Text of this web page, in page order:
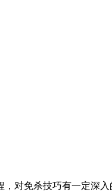
对免杀技巧有一定深